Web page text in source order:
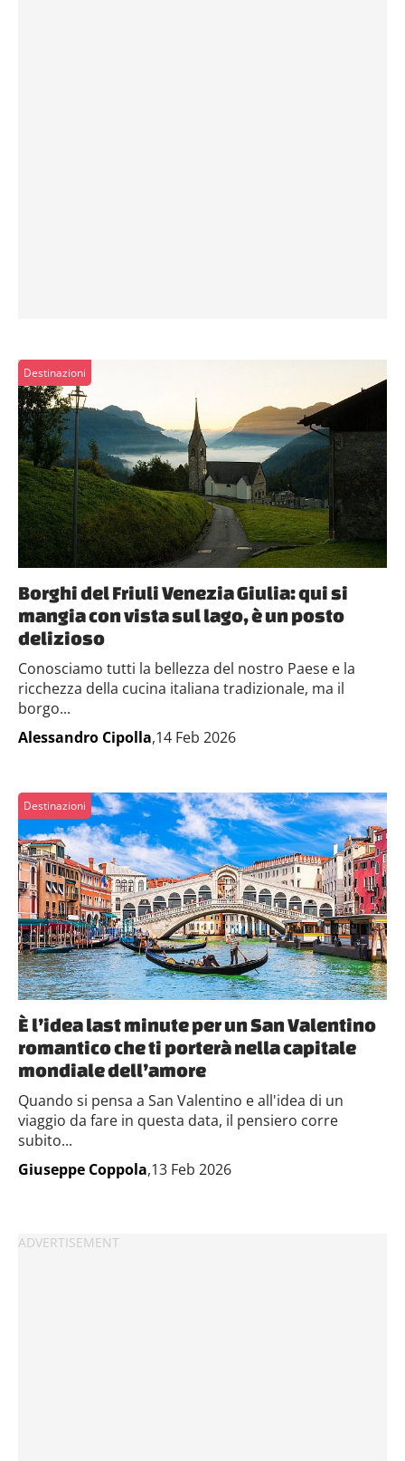
Destinazioni
Borghi del Friuli Venezia Giulia: qui si
mangia con vista sul lago, è un posto
delizioso
Conosciamo tutti la bellezza del nostro Paese e la
ricchezza della cucina italiana tradizionale, ma il
borgo...
Alessandro Cipolla,14 Feb 2026
Destinazioni
È l’idea last minute per un San Valentino
romantico che ti porterà nella capitale
mondiale dell’amore
Quando si pensa a San Valentino e all'idea di un
viaggio da fare in questa data, il pensiero corre
subito...
Giuseppe Coppola,13 Feb 2026